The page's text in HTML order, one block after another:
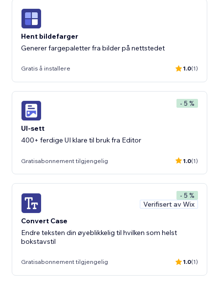
Hent bildefarger
Generer fargepaletter fra bilder på nettstedet
Gratis å installere 1.0(1)
- 5 %
UI-sett
400+ ferdige UI klare til bruk fra Editor
Gratisabonnement tilgjengelig 1.0(1)
- 5 %
Verifisert av Wix
Convert Case
Endre teksten din øyeblikkelig til hvilken som helst
bokstavstil
Gratisabonnement tilgjengelig 1.0(1)